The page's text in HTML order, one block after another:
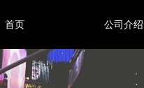
首页 公司介绍